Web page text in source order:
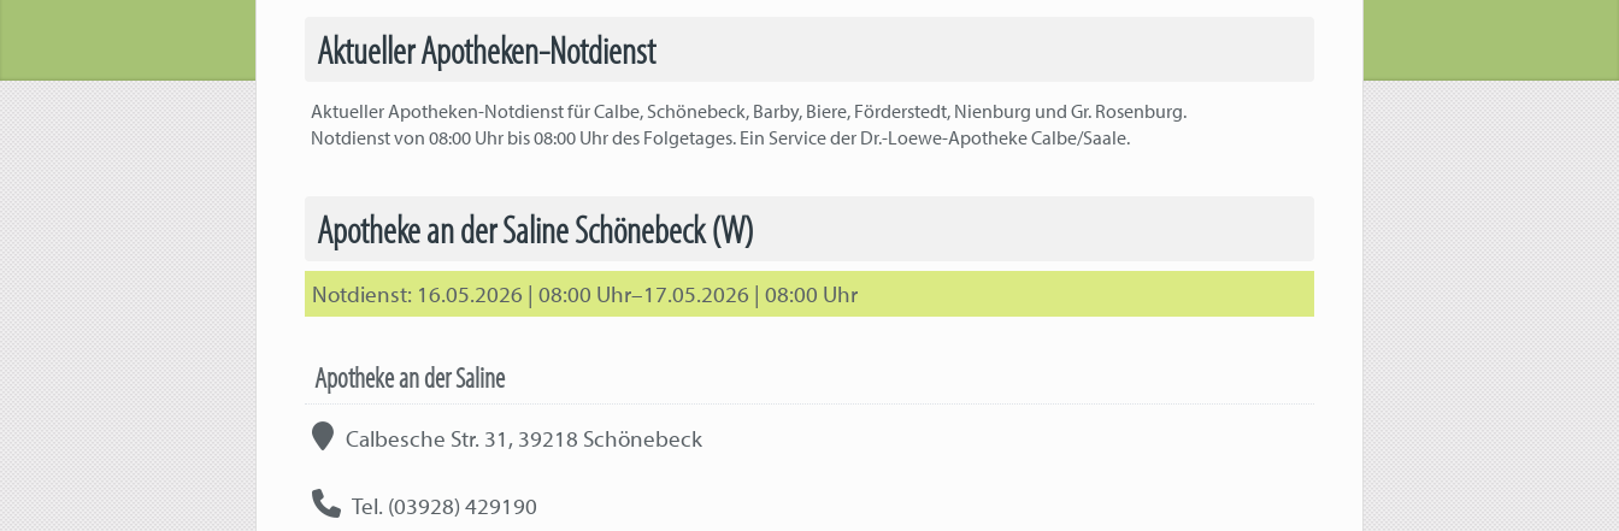
Aktueller Apotheken-Notdienst
Aktueller Apotheken-Notdienst für Calbe, Schönebeck, Barby, Biere, Förderstedt, Nienburg und Gr. Rosenburg.
Notdienst von 08:00 Uhr bis 08:00 Uhr des Folgetages. Ein Service der Dr.-Loewe-Apotheke Calbe/Saale.
Apotheke an der Saline Schönebeck (W)
16.05.2026 | 08:00 Uhr–17.05.2026 | 08:00 Uhr
Apotheke an der Saline
Calbesche Str. 31, 39218 Schönebeck
Tel. (03928) 429190